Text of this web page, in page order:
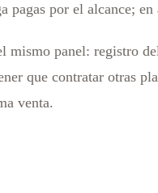
pagas por el alcance;
mismo panel: registro
que contratar otras
venta.